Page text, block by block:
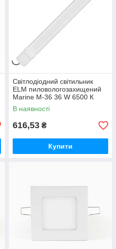
Світлодіодний світильник
ELM пиловологозахищений
Marine M-36 36 W 6500 К
IP65 26-0041
В наявності
616,53 ₴
Купити